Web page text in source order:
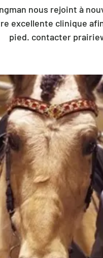
nous rejoint à
excellente clinique